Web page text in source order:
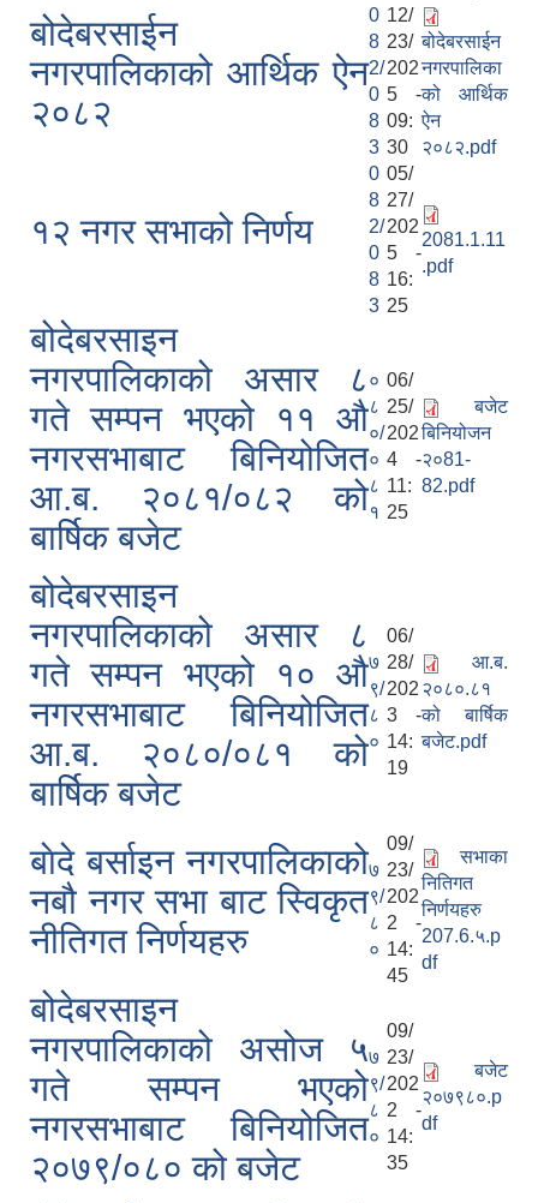
बोदेबरसाईन
नगरपालिकाको आर्थिक ऐन
२०८२
0
8
2/
0
8
3
12/
23/
202
5 -
09:
30
बोदेबरसाईन
नगरपालिका
को आर्थिक
ऐन
२०८२.pdf
१२ नगर सभाको निर्णय
0
8
2/
0
8
3
05/
27/
202
5 -
16:
25
2081.1.11
.pdf
बोदेबरसाइन
नगरपालिकाको असार ८
गते सम्पन भएको ११ ‍‍‍औ
नगरसभाबाट बिनियोजित
आ.ब. २०८१/०८२ को
बार्षिक बजेट
०
८
०/
०
८
१
06/
25/
202
4 -
11:
25
बजेट
बिनियोजन
२०81-
82.pdf
बोदेबरसाइन
नगरपालिकाको असार ८
गते सम्पन भएको १० ‍‍‍औ
नगरसभाबाट बिनियोजित
आ.ब. २०८०/०८१ को
बार्षिक बजेट
७
९/
८
०
06/
28/
202
3 -
14:
19
आ.ब.
२०८०.८१
को बार्षिक
बजेट.pdf
बाेदे बर्साइन नगरपालिकाको
नबौ नगर सभा बाट स्विकृत
नीतिगत निर्णयहरु
७
९/
८
०
09/
23/
202
2 -
14:
45
सभाका
नितिगत
निर्णयहरु
207.6.५.p
df
बोदेबरसाइन
नगरपालिकाको असोज ५
गते सम्पन भएको
नगरसभाबाट बिनियोजित
२०७९/०८० को बजेट
७
९/
८
०
09/
23/
202
2 -
14:
35
बजेट
२०७९८०.p
df